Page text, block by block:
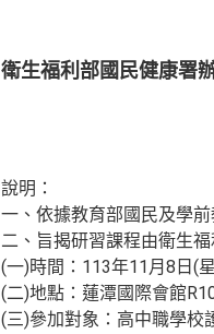
衛生福利部國民健康署
說明：
一、依據教育部國民及學
二、旨揭研習課程由衛生
(一)時間：113年11月8日(
(二)地點：蓮潭國際會館
(三)參加對象：高中職學校